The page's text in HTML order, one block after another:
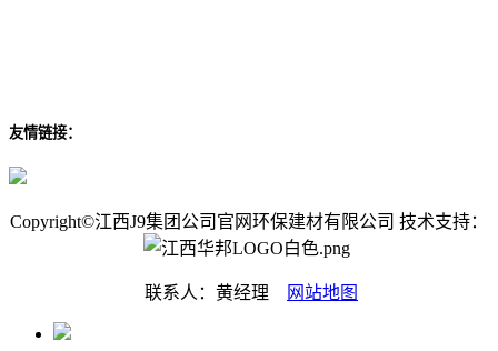
友情链接：
Copyright©江西J9集团公司官网环保建材有限公司 技术支持：
联系人：黄经理 网站地图